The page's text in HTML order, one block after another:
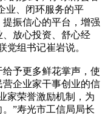
业、闭环服务的平
提振信心的平台，增强
放心投资、舒心经
党组书记崔岩说。
予更多鲜花掌声，使
企业家干事创业的信
家荣誉激励机制，为
”寿光市工信局局长